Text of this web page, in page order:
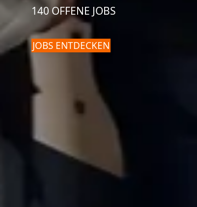
140 OFFENE JOBS
JOBS ENTDECKEN